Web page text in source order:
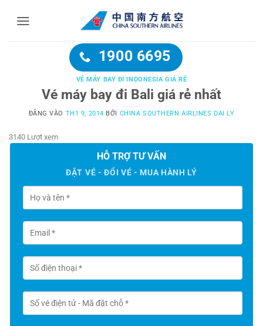
1900 6695
VÉ MÁY BAY ĐI INDONESIA GIÁ RẺ
Vé máy bay đi Bali giá rẻ nhất
ĐĂNG VÀO TH1 9, 2014 BỞI CHINA SOUTHERN AIRLINES DAI LY
3140 Lượt xem
HỖ TRỢ TƯ VẤN
ĐẶT VÉ - ĐỔI VÉ - MUA HÀNH LÝ